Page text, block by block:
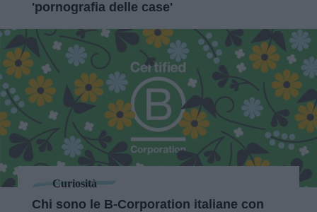
'pornografia delle case'
Curiosità
Chi sono le B-Corporation italiane con